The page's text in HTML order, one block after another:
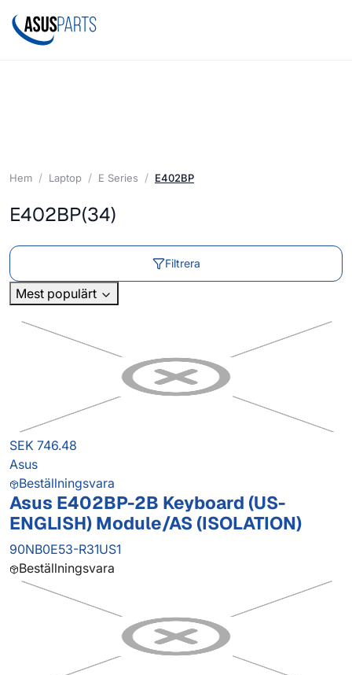
Hem Laptop E Series E402BP
E402BP(34)
Filtrera
Mest populärt
SEK 746.48
Asus
Beställningsvara
Asus E402BP-2B Keyboard (US-
ENGLISH) Module/AS (ISOLATION)
90NB0E53-R31US1
Beställningsvara